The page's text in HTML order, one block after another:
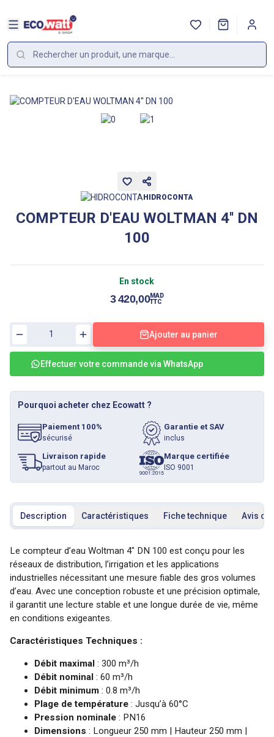
HIDROCONTA
COMPTEUR D'EAU WOLTMAN 4'' DN
100
En stock
3 420,00MAD
TTC
Ajouter au panier
Effectuer votre commande via WhatsApp
Pourquoi acheter chez Ecowatt ?
Paiement 100%
sécurisé
Garantie et SAV
inclus
Livraison rapide
partout au Maroc
Marque certifiée
ISO 9001
Description Caractéristiques Fiche technique Avis